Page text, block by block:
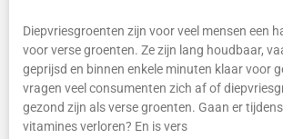
Diepvriesgroenten zijn voor veel mensen een
voor verse groenten. Ze zijn lang houdbaar,
geprijsd en binnen enkele minuten klaar voor
vragen veel consumenten zich af of
gezond zijn als verse groenten. Gaan er
vitamines verloren? En is vers